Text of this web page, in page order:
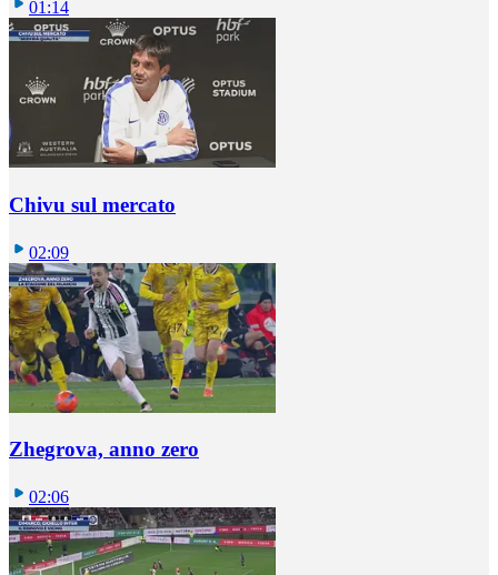
01:14
Chivu sul mercato
02:09
Zhegrova, anno zero
02:06